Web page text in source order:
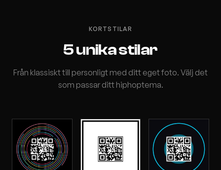
KORTSTILAR
5 unika stilar
Från klassiskt till personligt med ditt eget foto. Välj det
som passar ditt hiphoptema.